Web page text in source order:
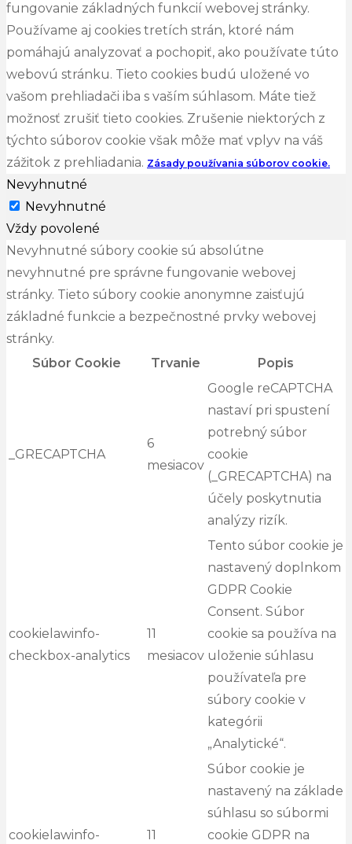
fungovanie základných funkcií webovej stránky.
Používame aj cookies tretích strán, ktoré nám
pomáhajú analyzovať a pochopiť, ako používate túto
webovú stránku. Tieto cookies budú uložené vo
vašom prehliadači iba s vaším súhlasom. Máte tiež
možnosť zrušiť tieto cookies. Zrušenie niektorých z
týchto súborov cookie však môže mať vplyv na váš
zážitok z prehliadania. Zásady používania súborov cookie.
Nevyhnutné
Nevyhnutné
Vždy povolené
Nevyhnutné súbory cookie sú absolútne
nevyhnutné pre správne fungovanie webovej
stránky. Tieto súbory cookie anonymne zaisťujú
základné funkcie a bezpečnostné prvky webovej
stránky.
Súbor Cookie
Trvanie Popis
_GRECAPTCHA
6
mesiacov
Google reCAPTCHA
nastaví pri spustení
potrebný súbor
cookie
(_GRECAPTCHA) na
účely poskytnutia
analýzy rizík.
cookielawinfo-
checkbox-analytics
11
mesiacov
Tento súbor cookie je
nastavený doplnkom
GDPR Cookie
Consent. Súbor
cookie sa používa na
uloženie súhlasu
používateľa pre
súbory cookie v
kategórii
„Analytické“.
cookielawinfo-
11
Súbor cookie je
nastavený na základe
súhlasu so súbormi
cookie GDPR na